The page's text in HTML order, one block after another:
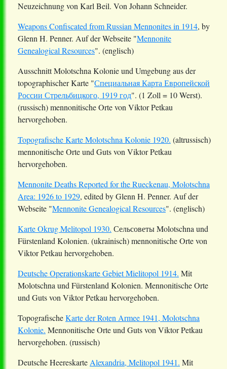
Neuzeichnung von Karl Beil. Von Johann Schneider.
Weapons Confiscated from Russian Mennonites in 1914, by
Glenn H. Penner. Auf der Webseite "Mennonite
Genealogical Resources". (englisch)
Ausschnitt Molotschna Kolonie und Umgebung aus der
topographischer Karte "Специальная Карта Европейской
России Стрельбицкого, 1919 год". (1 Zoll = 10 Werst).
(russisch) mennonitische Orte von Viktor Petkau
hervorgehoben.
Topografische Karte Molotschna Kolonie 1920. (altrussisch)
mennonitische Orte und Guts von Viktor Petkau
hervorgehoben.
Mennonite Deaths Reported for the Rueckenau, Molotschna
Area: 1926 to 1929, edited by Glenn H. Penner. Auf der
Webseite "Mennonite Genealogical Resources". (englisch)
Karte Okrug Melitopol 1930. Сельсоветы Molotschna und
Fürstenland Kolonien. (ukrainisch) mennonitische Orte von
Viktor Petkau hervorgehoben.
Deutsche Operationskarte Gebiet Mielitopol 1914. Mit
Molotschna und Fürstenland Kolonien. Mennonitische Orte
und Guts von Viktor Petkau hervorgehoben.
TopografischeKarte der Roten Armee 1941, Molotschna
Kolonie. Mennonitische Orte und Guts von Viktor Petkau
hervorgehoben. (russisch)
Deutsche HeereskarteAlexandria, Melitopol 1941. Mit